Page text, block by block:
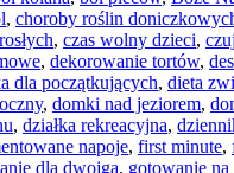
, choroby roślin
, czas wolny dzieci,
, dekorowanie tortów,
dla początkujących, dieta
, domki nad jeziorem,
, działka rekreacyjna,
napoje, first minute,
dla dwojga, gotowanie na